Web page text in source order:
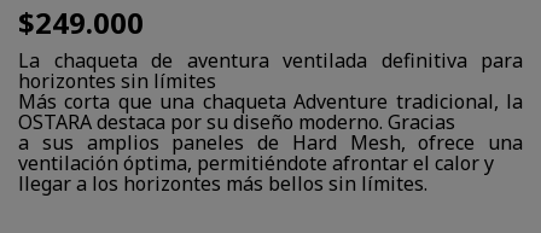
$249.000
La chaqueta de aventura ventilada definitiva para
horizontes sin límites
Más corta que una chaqueta Adventure tradicional, la
OSTARA destaca por su diseño moderno. Gracias
a sus amplios paneles de Hard Mesh, ofrece una
ventilación óptima, permitiéndote afrontar el calor y
llegar a los horizontes más bellos sin límites.